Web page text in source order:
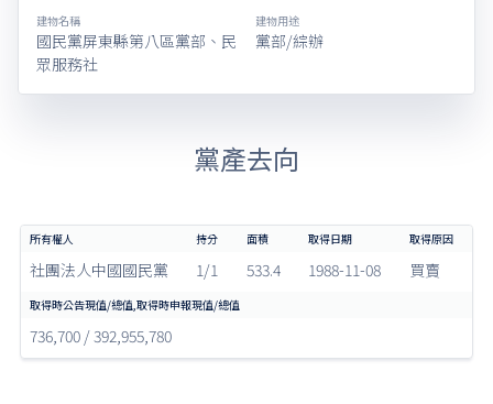
建物名稱
國民黨屏東縣第八區黨部、民
眾服務社
建物用途
黨部/綜辦
黨產去向
社團法人中國國民黨 1/1 533.4 1988-11-08 買賣
736,700 / 392,955,780